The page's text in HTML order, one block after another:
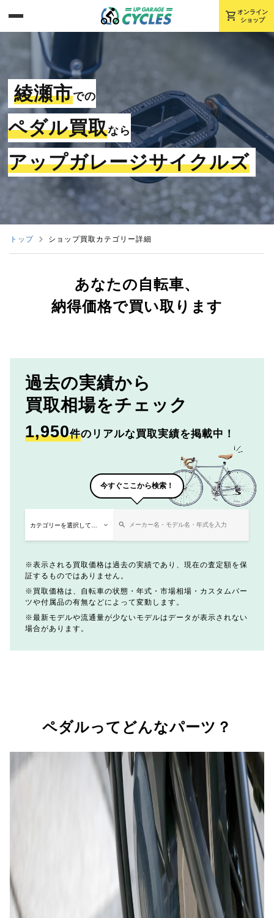
shopping_cart オンライン
ショップ
綾瀬市での
ペダル買取なら
アップガレージサイクルズ
トップ ショップ買取カテゴリー詳細
あなたの自転車、
納得価格で買い取ります
過去の実績から
買取相場をチェック
1,950件のリアルな買取実績を掲載中！
今すぐここから検索！
表示される買取価格は過去の実績であり、現在の査定額を保
証するものではありません。
買取価格は、自転車の状態・年式・市場相場・カスタムパー
ツや付属品の有無などによって変動します。
最新モデルや流通量が少ないモデルはデータが表示されない
場合があります。
ペダルってどんなパーツ？